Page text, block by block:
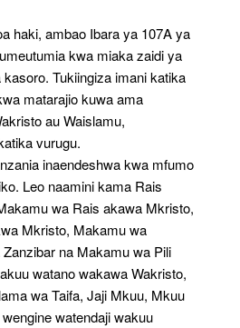
haki, ambao Ibara ya 107A ya
kwa miaka zaidi ya
Tukiingiza imani katika
matarajio kuwa ama
au Waislamu,
vurugu.
inaendeshwa kwa mfumo
Leo naamini kama Rais
wa Rais akawa Mkristo,
Mkristo, Makamu wa
na Makamu wa Pili
watano wakawa Wakristo,
wa Taifa, Jaji Mkuu, Mkuu
watendaji wakuu